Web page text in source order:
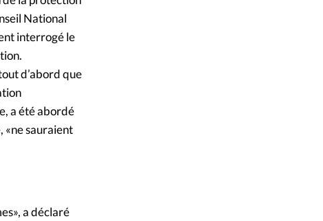
National
interrogé le
d’abord que
a été abordé
«ne sauraient
a déclaré